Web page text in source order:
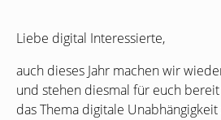
Liebe digital Interessierte,
auch dieses Jahr machen wir
und stehen diesmal für euch
das Thema digitale